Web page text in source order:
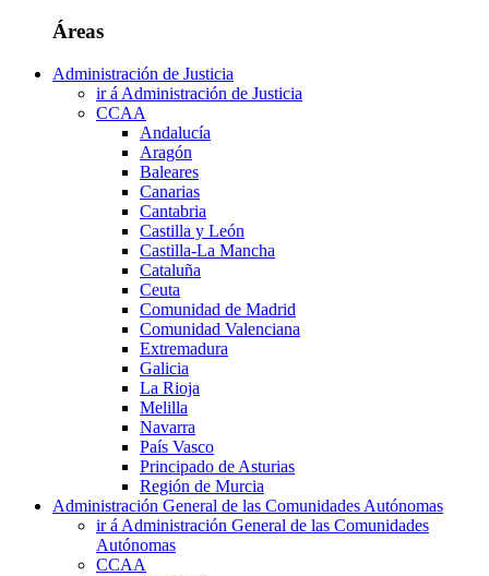
Áreas
Administración de Justicia
ir á Administración de Justicia
CCAA
Andalucía
Aragón
Baleares
Canarias
Cantabria
Castilla y León
Castilla-La Mancha
Cataluña
Ceuta
Comunidad de Madrid
Comunidad Valenciana
Extremadura
Galicia
La Rioja
Melilla
Navarra
País Vasco
Principado de Asturias
Región de Murcia
Administración General de las Comunidades Autónomas
ir á Administración General de las Comunidades
Autónomas
CCAA